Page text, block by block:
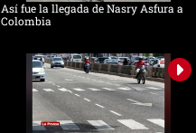
Así fue la llegada de Nasry Asfura a
Colombia